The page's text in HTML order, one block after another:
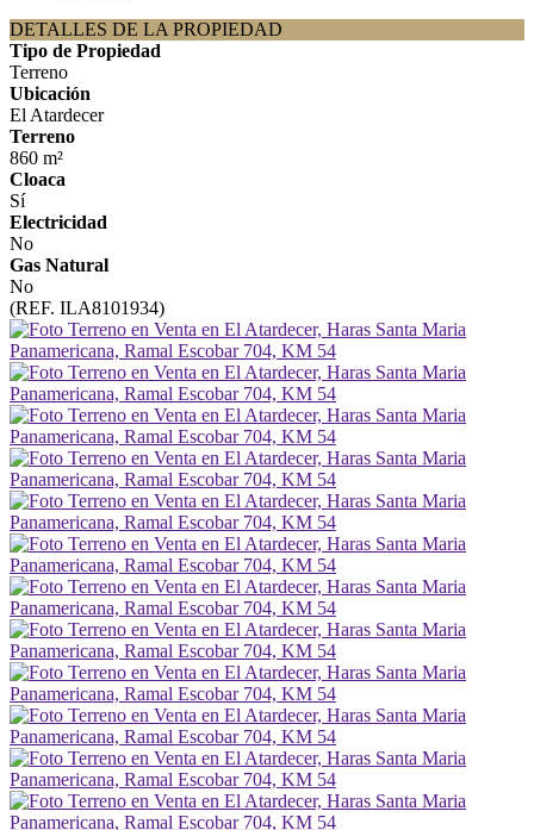
DETALLES DE LA PROPIEDAD
Tipo de Propiedad
Terreno
Ubicación
El Atardecer
Terreno
860 m²
Cloaca
Sí
Electricidad
No
Gas Natural
No
(REF. ILA8101934)